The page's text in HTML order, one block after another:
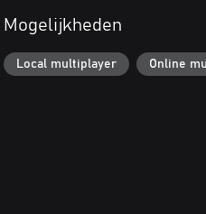
Mogelijkheden
Local multiplayer Online